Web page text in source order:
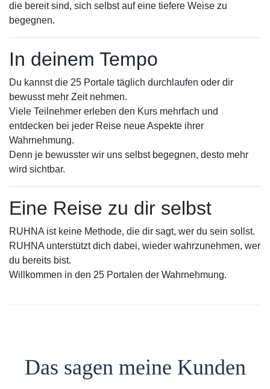
die bereit sind, sich selbst auf eine tiefere Weise zu
begegnen.
In deinem Tempo
Du kannst die 25 Portale täglich durchlaufen oder dir
bewusst mehr Zeit nehmen.
Viele Teilnehmer erleben den Kurs mehrfach und
entdecken bei jeder Reise neue Aspekte ihrer
Wahrnehmung.
Denn je bewusster wir uns selbst begegnen, desto mehr
wird sichtbar.
Eine Reise zu dir selbst
RUHNA ist keine Methode, die dir sagt, wer du sein sollst.
RUHNA unterstützt dich dabei, wieder wahrzunehmen, wer
du bereits bist.
Willkommen in den 25 Portalen der Wahrnehmung.
Das sagen meine Kunden